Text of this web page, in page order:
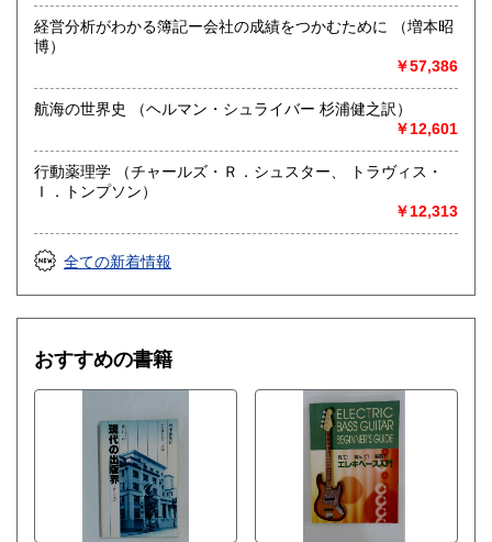
経営分析がわかる簿記ー会社の成績をつかむために （増本昭
博）
￥57,386
航海の世界史 （ヘルマン・シュライバー 杉浦健之訳）
￥12,601
行動薬理学 （チャールズ・Ｒ．シュスター、 トラヴィス・
Ｉ．トンプソン）
￥12,313
全ての新着情報
おすすめの書籍